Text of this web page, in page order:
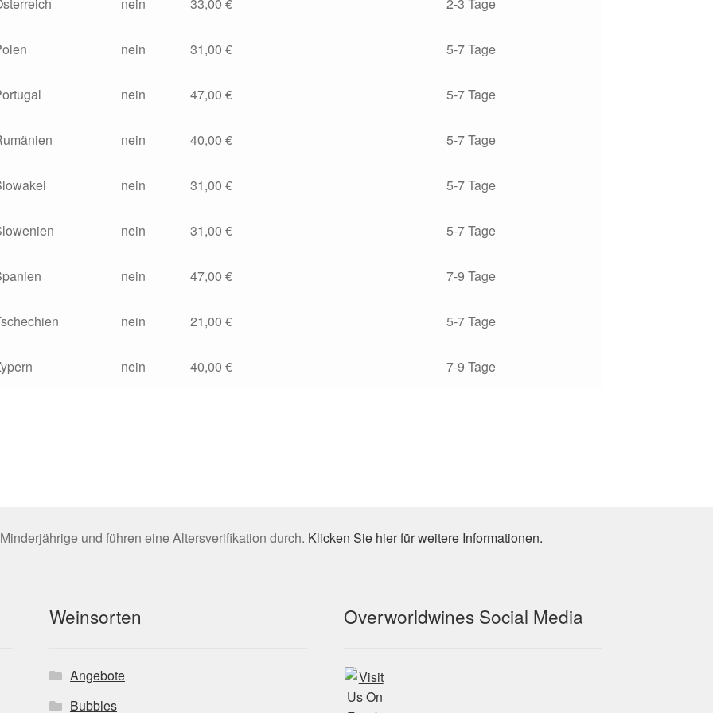
nein 31,00 € 5-7 Tage
nein 47,00 € 5-7 Tage
nein 40,00 € 5-7 Tage
nein 31,00 € 5-7 Tage
nein 31,00 € 5-7 Tage
nein 47,00 € 7-9 Tage
nein 21,00 € 5-7 Tage
nein 40,00 € 7-9 Tage
und führen eine Altersverifikation durch. Klicken Sie hier für weitere Informationen.
Weinsorten
Angebote
Bubbles
Overworldwines Social Media